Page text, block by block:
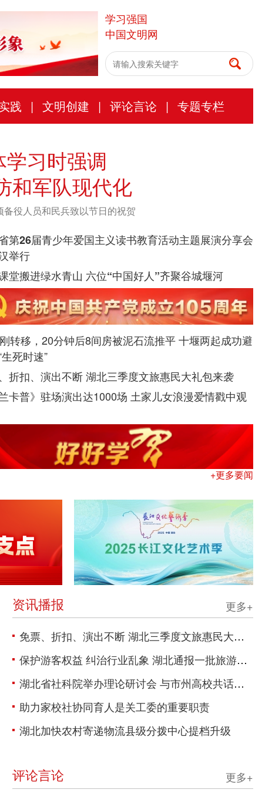
学习强国
中国文明网
践 | 文明创建 | 评论言论 | 专题专栏
习时强调
和军队现代化
役人员和民兵致以节日的祝贺
往事》带你穿越旧时光
第26届青少年爱国主义读书教育活动主题展演分享会
举行
堂搬进绿水青山 六位“中国好人”齐聚谷城堰河
转移，20分钟后8间房被泥石流推平 十堰两起成功避
死时速”
折扣、演出不断 湖北三季度文旅惠民大礼包来袭
兰卡普》驻场演出达1000场 土家儿女浪漫爱情戳中观
+更多要闻
更多+
资讯播报
免票、折扣、演出不断 湖北三季度文旅惠民大礼包来袭
保护游客权益 纠治行业乱象 湖北通报一批旅游市场秩序整治案例
湖北省社科院举办理论研讨会 与市州高校共话红色资源活化利用
助力家校社协同育人是关工委的重要职责
湖北加快农村寄递物流县级分拨中心提档升级
更多+
评论言论